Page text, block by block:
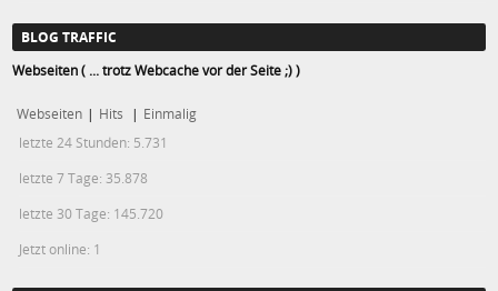
BLOG TRAFFIC
Webseiten ( ... trotz Webcache vor der Seite ;) )
Webseiten | Hits | Einmalig
letzte 24 Stunden: 5.731
letzte 7 Tage: 35.878
letzte 30 Tage: 145.720
Jetzt online: 1